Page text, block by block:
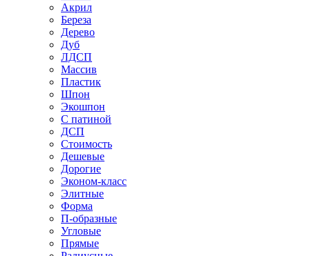
Акрил
Береза
Дерево
Дуб
ЛДСП
Массив
Пластик
Шпон
Экошпон
С патиной
ДСП
Стоимость
Дешевые
Дорогие
Эконом-класс
Элитные
Форма
П-образные
Угловые
Прямые